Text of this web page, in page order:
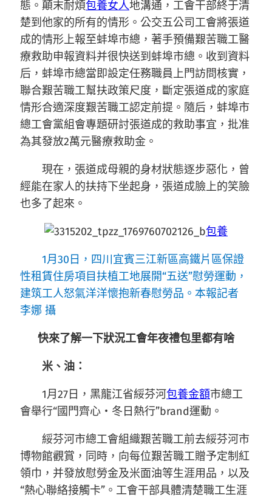
態。顛末耐煩包養女人地溝通，工會干部終于清
楚到他家的所有的情形。公交五公司工會將張道
成的情形上報至蚌埠市總，著手預備艱苦職工醫
療救助申報資料并很快送到蚌埠市總。收到資料
后，蚌埠市總當即設定任務職員上門訪問核實，
聯合艱苦職工幫扶政策尺度，斷定張道成的家庭
情形合適深度艱苦職工認定前提。隨后，蚌埠市
總工會黨組會專題研討張道成的救助事宜，批准
為其發放2萬元醫療救助金。
現在，張道成母親的身材狀態逐步惡化，曾
經能在家人的扶持下坐起身，張道成臉上的笑臉
也多了起來。
包養
1月30日，四川宜賓三江新區高鐵片區保證
性租賃住房項目扶植工地展開“五送”慰勞運動，
建筑工人怒氣洋洋懷抱新春慰勞品。本報記者
李娜 攝
快來了解一下狀況工會年夜禮包里都有啥
米、油：
1月27日，黑龍江省綏芬河包養金額市總工
會舉行“國門齊心・冬日熱行”brand運動。
綏芬河市總工會組織艱苦職工前去綏芬河市
博物館觀賞，同時，向每位艱苦職工贈予定制紅
領巾，并發放慰勞金及米面油等生涯用品，以及
“熱心聯絡接觸卡”。工會干部具體清楚職工生涯